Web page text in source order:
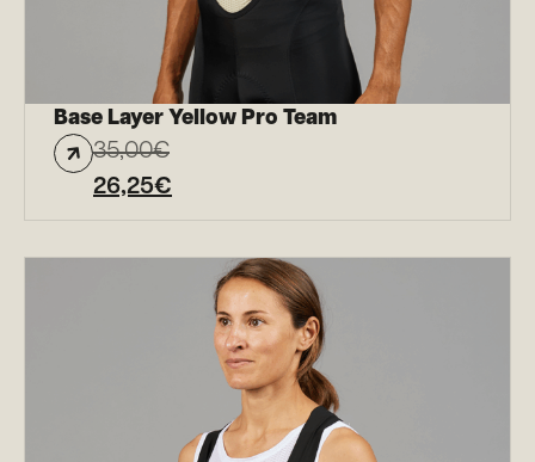
Base Layer Yellow Pro Team
35,00€
26,25€